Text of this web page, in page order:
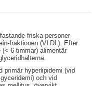
friska personer
fraktionen (VLDL). Efter
6 timmar) alimentär
primär hyperlipidemi (vid
och vid